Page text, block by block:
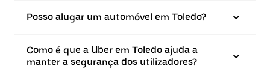
Posso alugar um automóvel em Toledo?
Como é que a Uber em Toledo ajuda a
manter a segurança dos utilizadores?